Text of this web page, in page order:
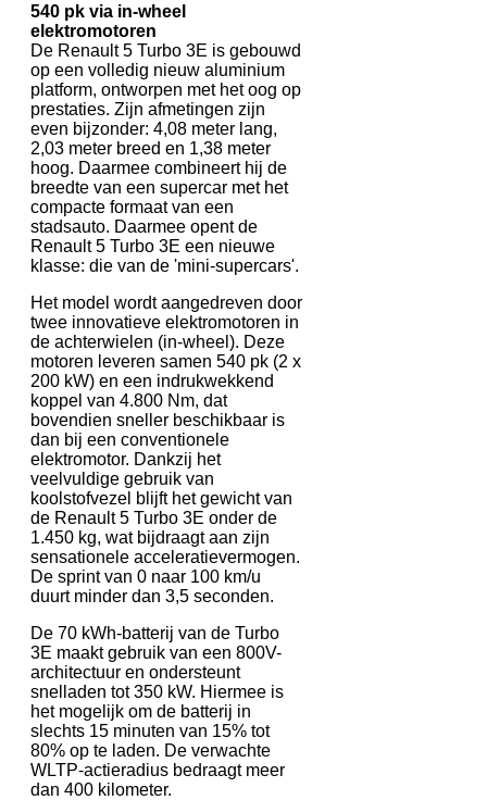
540 pk via in-wheel
elektromotoren
De Renault 5 Turbo 3E is gebouwd
op een volledig nieuw aluminium
platform, ontworpen met het oog op
prestaties. Zijn afmetingen zijn
even bijzonder: 4,08 meter lang,
2,03 meter breed en 1,38 meter
hoog. Daarmee combineert hij de
breedte van een supercar met het
compacte formaat van een
stadsauto. Daarmee opent de
Renault 5 Turbo 3E een nieuwe
klasse: die van de 'mini-supercars'.
Het model wordt aangedreven door
twee innovatieve elektromotoren in
de achterwielen (in-wheel). Deze
motoren leveren samen 540 pk (2 x
200 kW) en een indrukwekkend
koppel van 4.800 Nm, dat
bovendien sneller beschikbaar is
dan bij een conventionele
elektromotor. Dankzij het
veelvuldige gebruik van
koolstofvezel blijft het gewicht van
de Renault 5 Turbo 3E onder de
1.450 kg, wat bijdraagt aan zijn
sensationele acceleratievermogen.
De sprint van 0 naar 100 km/u
duurt minder dan 3,5 seconden.
De 70 kWh-batterij van de Turbo
3E maakt gebruik van een 800V-
architectuur en ondersteunt
snelladen tot 350 kW. Hiermee is
het mogelijk om de batterij in
slechts 15 minuten van 15% tot
80% op te laden. De verwachte
WLTP-actieradius bedraagt meer
dan 400 kilometer.